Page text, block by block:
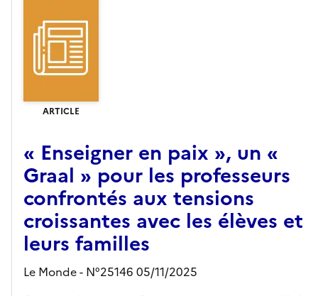
ARTICLE
« Enseigner en paix », un «
Graal » pour les professeurs
confrontés aux tensions
croissantes avec les élèves et
leurs familles
Le Monde - N°25146 05/11/2025